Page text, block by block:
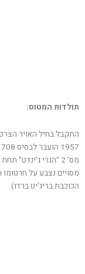
תולדות המטוס:
הכוכבת בריג'יט ברדו).